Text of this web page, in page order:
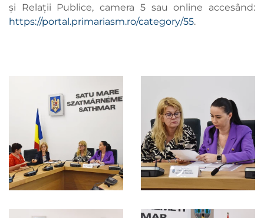
și Relații Publice, camera 5 sau online accesând:
https://portal.primariasm.ro/category/55.